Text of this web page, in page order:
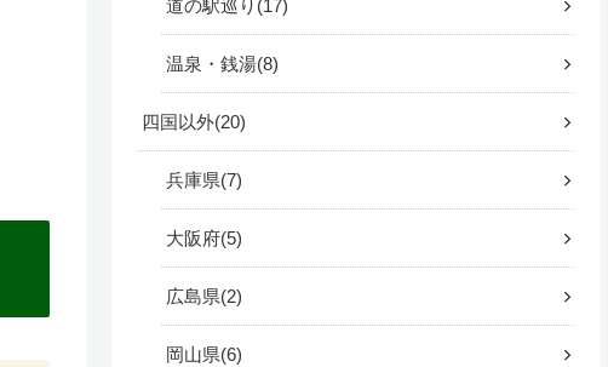
道の駅巡り 17
温泉・銭湯 8
四国以外 20
兵庫県 7
大阪府 5
広島県 2
岡山県 6